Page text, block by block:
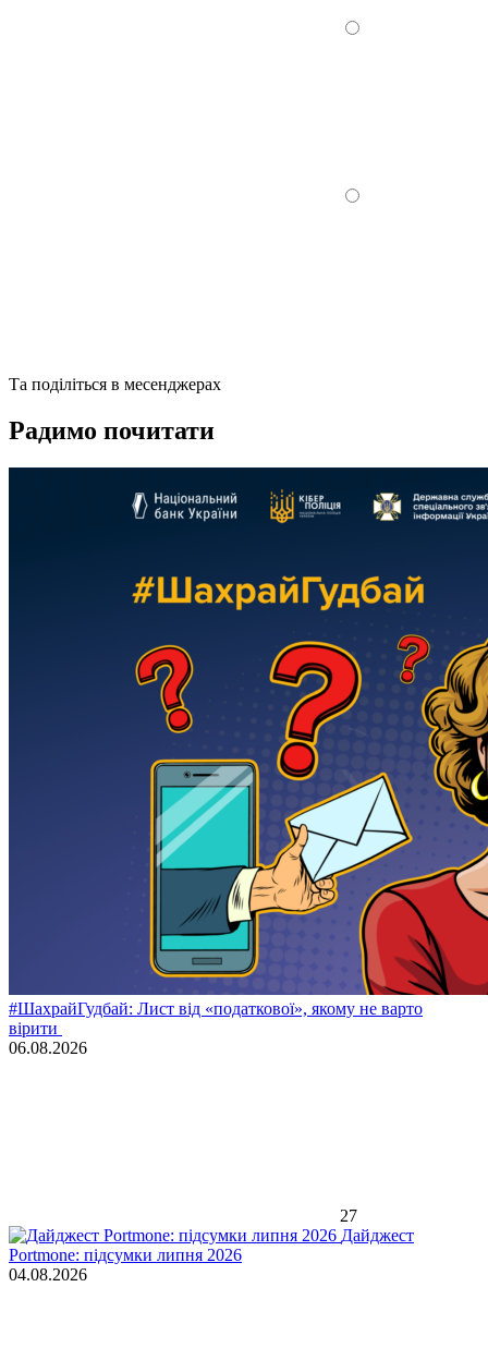
Та поділіться в месенджерах
Радимо почитати
#ШахрайГудбай: Лист від «податкової», якому не варто
вірити
06.08.2026
27
Дайджест
Portmone: підсумки липня 2026
04.08.2026